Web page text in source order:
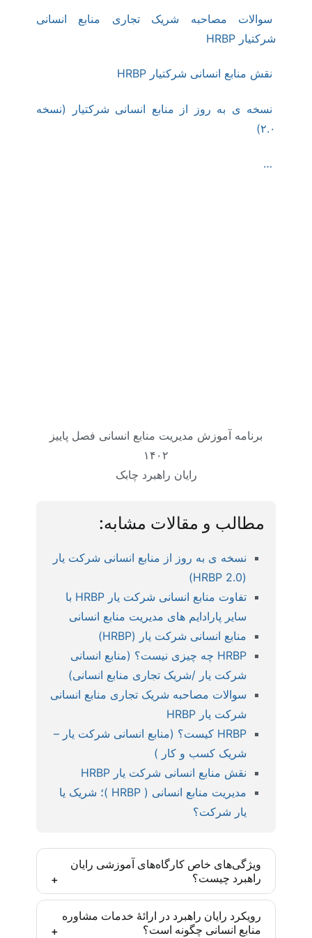
سوالات مصاحبه شریک تجاری منابع انسانی
شرکتیار HRBP
نقش منابع انسانی شرکتیار HRBP
نسخه ی به روز از منابع انسانی شرکتیار (نسخه
۲.۰)
…
برنامه آموزش مدیریت منابع انسانی فصل پاییز
۱۴۰۲
رایان راهبرد چابک
مطالب و مقالات مشابه:
نسخه ی به روز از منابع انسانی شرکت یار
(HRBP 2.0)
تفاوت منابع انسانی شرکت یار HRBP با
سایر پارادایم های مدیریت منابع انسانی
منابع انسانی شرکت یار (HRBP)
HRBP چه چیزی نیست؟ (منابع انسانی
شرکت یار /شریک تجاری منابع انسانی)
سوالات مصاحبه شریک تجاری منابع انسانی
شرکت یار HRBP
HRBP کیست؟ (منابع انسانی شرکت یار –
شریک کسب و کار )
نقش منابع انسانی شرکت یار HRBP
مدیریت منابع انسانی ( HRBP )؛ شریک یا
یار شرکت؟
ویژگی‌های خاص کارگاه‌های آموزشی رایان
راهبرد چیست؟
کارگاه‌های رایان راهبرد بر اساس مدل‌ها و روش‌های
روز دنیا و با رویکرد ایجاد مهارت تخصصی تدارک دیده
رویکرد رایان راهبرد در ارائۀ خدمات مشاوره
منابع انسانی چگونه است؟